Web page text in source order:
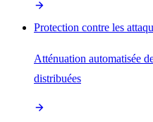
Protection contre les
Atténuation automatisée
distribuées